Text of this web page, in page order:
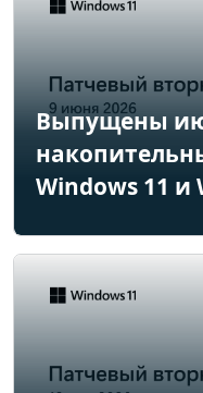
Выпущены
Windows 11 и